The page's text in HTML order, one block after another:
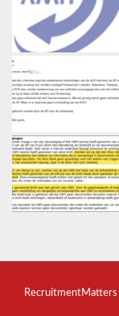
RecruitmentMatters